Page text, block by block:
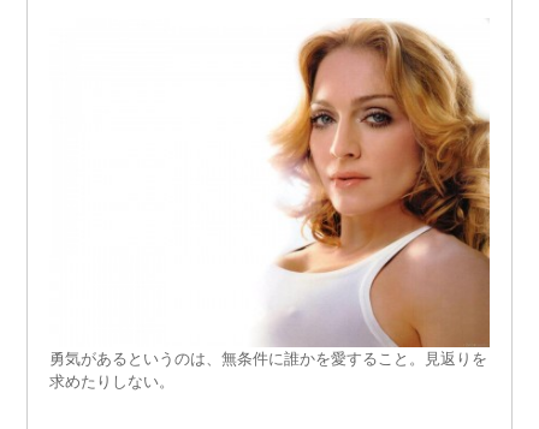
勇気があるというのは、無条件に誰かを愛すること。見返りを
求めたりしない。